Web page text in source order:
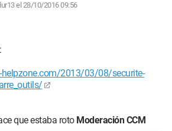
el 28/10/2016 09:56
2013/03/08/securite-
que estaba roto Moderación CCM